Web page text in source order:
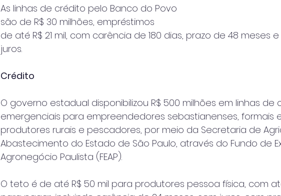
As linhas de crédito pelo Banco do Povo
são de R$ 30 milhões, empréstimos
de até R$ 21 mil, com carência de 180 dias, prazo de 48 meses
juros.
Crédito
O governo estadual disponibilizou R$ 500 milhões em linhas de
emergenciais para empreendedores sebastianenses, formais
produtores rurais e pescadores, por meio da Secretaria de
Abastecimento do Estado de São Paulo, através do Fundo de
Agronegócio Paulista (FEAP).
O teto é de até R$ 50 mil para produtores pessoa física, com